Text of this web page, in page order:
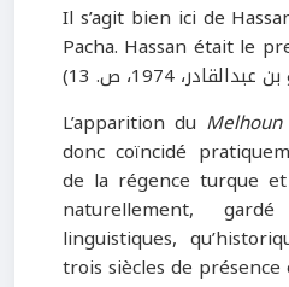
Il s’agit bien ici de
Pacha. Hassan était le
L’apparition du Melhoun
donc coïncidé
de la régence turque
naturellement,
linguistiques,
trois siècles de présence